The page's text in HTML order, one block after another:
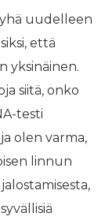
uudelleen
että
yksinäinen.
siitä, onko
testi
olen varma,
linnun